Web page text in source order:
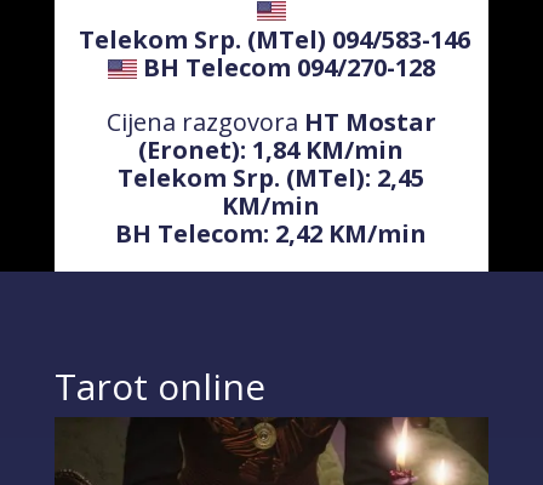
Telekom Srp. (MTel) 094/583-146
BH Telecom 094/270-128
Cijena razgovora HT Mostar
(Eronet): 1,84 KM/min
Telekom Srp. (MTel): 2,45
KM/min
BH Telecom: 2,42 KM/min
Tarot online